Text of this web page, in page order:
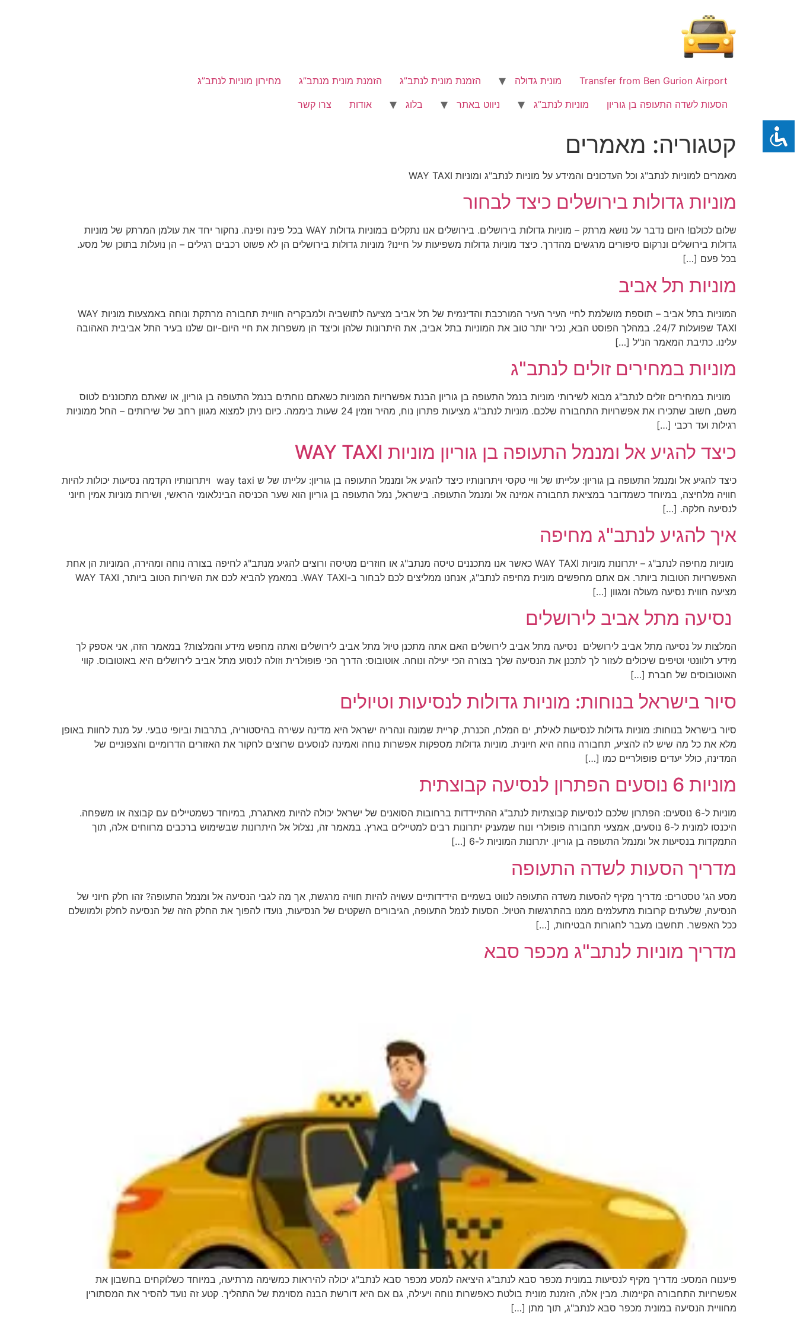
Transfer from Ben Gurion Airport מונית גדולה הזמנת מונית לנתב”ג הזמנת מונית מנתב”ג
מחירון מוניות לנתב”ג
הסעות לשדה התעופה בן גוריון
מוניות לנתב”ג ניווט באתר בלוג אודות צרו קשר
קטגוריה: מאמרים
מאמרים למוניות לנתב"ג וכל העדכונים והמידע על מוניות לנתב"ג ומוניות WAY TAXI
מוניות גדולות בירושלים כיצד לבחור
שלום לכולם! היום נדבר על נושא מרתק – מוניות גדולות בירושלים. בירושלים אנו נתקלים במוניות גדולות WAY בכל פינה ופינה. נחקור יחד את עולמן המרתק של מוניות
גדולות בירושלים ונרקום סיפורים מרגשים מהדרך. כיצד מוניות גדולות משפיעות על חיינו? מוניות גדולות בירושלים הן לא פשוט רכבים רגילים – הן נועלות בתוכן של מסע.
בכל פעם […]
מוניות תל אביב
המוניות בתל אביב – תוספת מושלמת לחיי העיר העיר המורכבת והדינמית של תל אביב מציעה לתושביה ולמבקריה חוויית תחבורה מרתקת ונוחה באמצעות מוניות WAY
TAXI שפועלות 24/7. במהלך הפוסט הבא, נכיר יותר טוב את המוניות בתל אביב, את היתרונות שלהן וכיצד הן משפרות את חיי היום-יום שלנו בעיר התל אביבית האהובה
עלינו. כתיבת המאמר הנ"ל […]
מוניות במחירים זולים לנתב"ג
מוניות במחירים זולים לנתב"ג מבוא לשירותי מוניות בנמל התעופה בן גוריון הבנת אפשרויות המוניות כשאתם נוחתים בנמל התעופה בן גוריון, או שאתם מתכוננים לטוס
משם, חשוב שתכירו את אפשרויות התחבורה שלכם. מוניות לנתב"ג מציעות פתרון נוח, מהיר וזמין 24 שעות ביממה. כיום ניתן למצוא מגוון רחב של שירותים – החל ממוניות
רגילות ועד רכבי […]
כיצד להגיע אל ומנמל התעופה בן גוריון מוניות WAY TAXI
כיצד להגיע אל ומנמל התעופה בן גוריון: עלייתו של וויי טקסי ויתרונותיו כיצד להגיע אל ומנמל התעופה בן גוריון: עלייתו של ש way taxi ויתרונותיו הקדמה נסיעות יכולות להיות
חוויה מלחיצה, במיוחד כשמדובר במציאת תחבורה אמינה אל ומנמל התעופה. בישראל, נמל התעופה בן גוריון הוא שער הכניסה הבינלאומי הראשי, ושירות מוניות אמין חיוני
לנסיעה חלקה. […]
איך להגיע לנתב"ג מחיפה
מוניות מחיפה לנתב"ג – יתרונות מוניות WAY TAXI כאשר אנו מתכננים טיסה מנתב"ג או חוזרים מטיסה ורוצים להגיע מנתב"ג לחיפה בצורה נוחה ומהירה, המוניות הן אחת
האפשרויות הטובות ביותר. אם אתם מחפשים מונית מחיפה לנתב"ג, אנחנו ממליצים לכם לבחור ב-WAY TAXI. במאמץ להביא לכם את השירות הטוב ביותר, WAY TAXI
מציעה חווית נסיעה מעולה ומגוון […]
נסיעה מתל אביב לירושלים
המלצות על נסיעה מתל אביב לירושלים נסיעה מתל אביב לירושלים האם אתה מתכנן טיול מתל אביב לירושלים ואתה מחפש מידע והמלצות? במאמר הזה, אני אספק לך
מידע רלוונטי וטיפים שיכולים לעזור לך לתכנן את הנסיעה שלך בצורה הכי יעילה ונוחה. אוטובוס: הדרך הכי פופולרית וזולה לנסוע מתל אביב לירושלים היא באוטובוס. קווי
האוטובוסים של חברת […]
סיור בישראל בנוחות: מוניות גדולות לנסיעות וטיולים
סיור בישראל בנוחות: מוניות גדולות לנסיעות לאילת, ים המלח, הכנרת, קריית שמונה ונהריה ישראל היא מדינה עשירה בהיסטוריה, בתרבות וביופי טבעי. על מנת לחוות באופן
מלא את כל מה שיש לה להציע, תחבורה נוחה היא חיונית. מוניות גדולות מספקות אפשרות נוחה ואמינה לנוסעים שרוצים לחקור את האזורים הדרומיים והצפוניים של
המדינה, כולל יעדים פופולריים כמו […]
מוניות 6 נוסעים הפתרון לנסיעה קבוצתית
מוניות ל-6 נוסעים: הפתרון שלכם לנסיעות קבוצתיות לנתב"ג ההתיידדות ברחובות הסואנים של ישראל יכולה להיות מאתגרת, במיוחד כשמטיילים עם קבוצה או משפחה.
היכנסו למונית ל-6 נוסעים, אמצעי תחבורה פופולרי ונוח שמעניק יתרונות רבים למטיילים בארץ. במאמר זה, נצלול אל היתרונות שבשימוש ברכבים מרווחים אלה, תוך
התמקדות בנסיעות אל ומנמל התעופה בן גוריון. יתרונות המוניות ל-6 […]
מדריך הסעות לשדה התעופה
מסע הג' טסטרים: מדריך מקיף להסעות משדה התעופה לנווט בשמיים הידידותיים עשויה להיות חוויה מרגשת, אך מה לגבי הנסיעה אל ומנמל התעופה? זהו חלק חיוני של
הנסיעה, שלעתים קרובות מתעלמים ממנו בהתרגשות הטיול. הסעות לנמל התעופה, הגיבורים השקטים של הנסיעות, נועדו להפוך את החלק הזה של הנסיעה לחלק ולמושלם
ככל האפשר. תחשבו מעבר לחגורות הבטיחות, […]
מדריך מוניות לנתב"ג מכפר סבא
פיענוח המסע: מדריך מקיף לנסיעות במונית מכפר סבא לנתב"ג היציאה למסע מכפר סבא לנתב"ג יכולה להיראות כמשימה מרתיעה, במיוחד כשלוקחים בחשבון את
אפשרויות התחבורה הקיימות. מבין אלה, הזמנת מונית בולטת כאפשרות נוחה ויעילה, גם אם היא דורשת הבנה מסוימת של התהליך. קטע זה נועד להסיר את המסתורין
מחוויית הנסיעה במונית מכפר סבא לנתב"ג, תוך מתן […]